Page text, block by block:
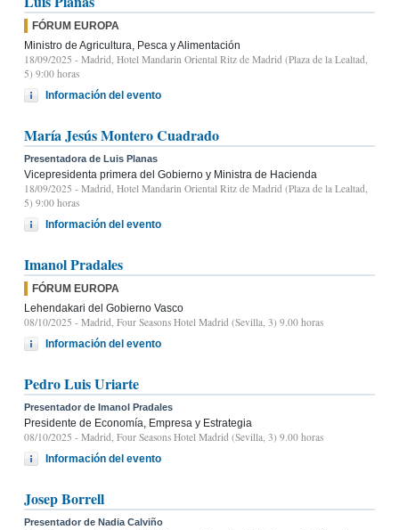
FÓRUM EUROPA
Ministro de Agricultura, Pesca y Alimentación
18/09/2025 - Madrid, Hotel Mandarin Oriental Ritz de Madrid (Plaza de la Lealtad,
5) 9:00 horas
Información del evento
María Jesús Montero Cuadrado
Presentadora de Luis Planas
Vicepresidenta primera del Gobierno y Ministra de Hacienda
18/09/2025 - Madrid, Hotel Mandarin Oriental Ritz de Madrid (Plaza de la Lealtad,
5) 9:00 horas
Información del evento
Imanol Pradales
FÓRUM EUROPA
Lehendakari del Gobierno Vasco
08/10/2025 - Madrid, Four Seasons Hotel Madrid (Sevilla, 3) 9.00 horas
Información del evento
Pedro Luis Uriarte
Presentador de Imanol Pradales
Presidente de Economía, Empresa y Estrategia
08/10/2025 - Madrid, Four Seasons Hotel Madrid (Sevilla, 3) 9.00 horas
Información del evento
Josep Borrell
Presentador de Nadia Calviño